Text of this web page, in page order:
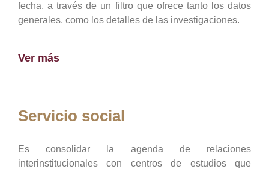
fecha, a través de un filtro que ofrece tanto los datos
generales, como los detalles de las investigaciones.
Ver más
Servicio social
Es consolidar la agenda de relaciones
interinstitucionales con centros de estudios que